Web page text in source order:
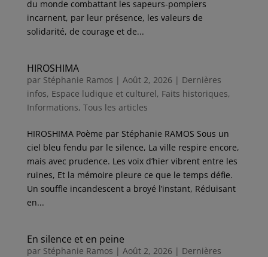
du monde combattant les sapeurs-pompiers
incarnent, par leur présence, les valeurs de
solidarité, de courage et de...
HIROSHIMA
par Stéphanie Ramos | Août 2, 2026 | Dernières
infos, Espace ludique et culturel, Faits historiques,
Informations, Tous les articles
HIROSHIMA Poème par Stéphanie RAMOS Sous un
ciel bleu fendu par le silence, La ville respire encore,
mais avec prudence. Les voix d’hier vibrent entre les
ruines, Et la mémoire pleure ce que le temps défie.
Un souffle incandescent a broyé l’instant, Réduisant
en...
En silence et en peine
par Stéphanie Ramos | Août 2, 2026 | Dernières